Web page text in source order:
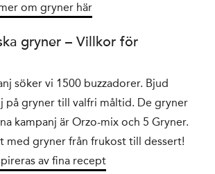
om gryner här
gryner – Villkor för
söker vi 1500 buzzadorer. Bjud
på gryner till valfri måltid. De gryner
kampanj är Orzo-mix och 5 Gryner.
med gryner från frukost till dessert!
av fina recept